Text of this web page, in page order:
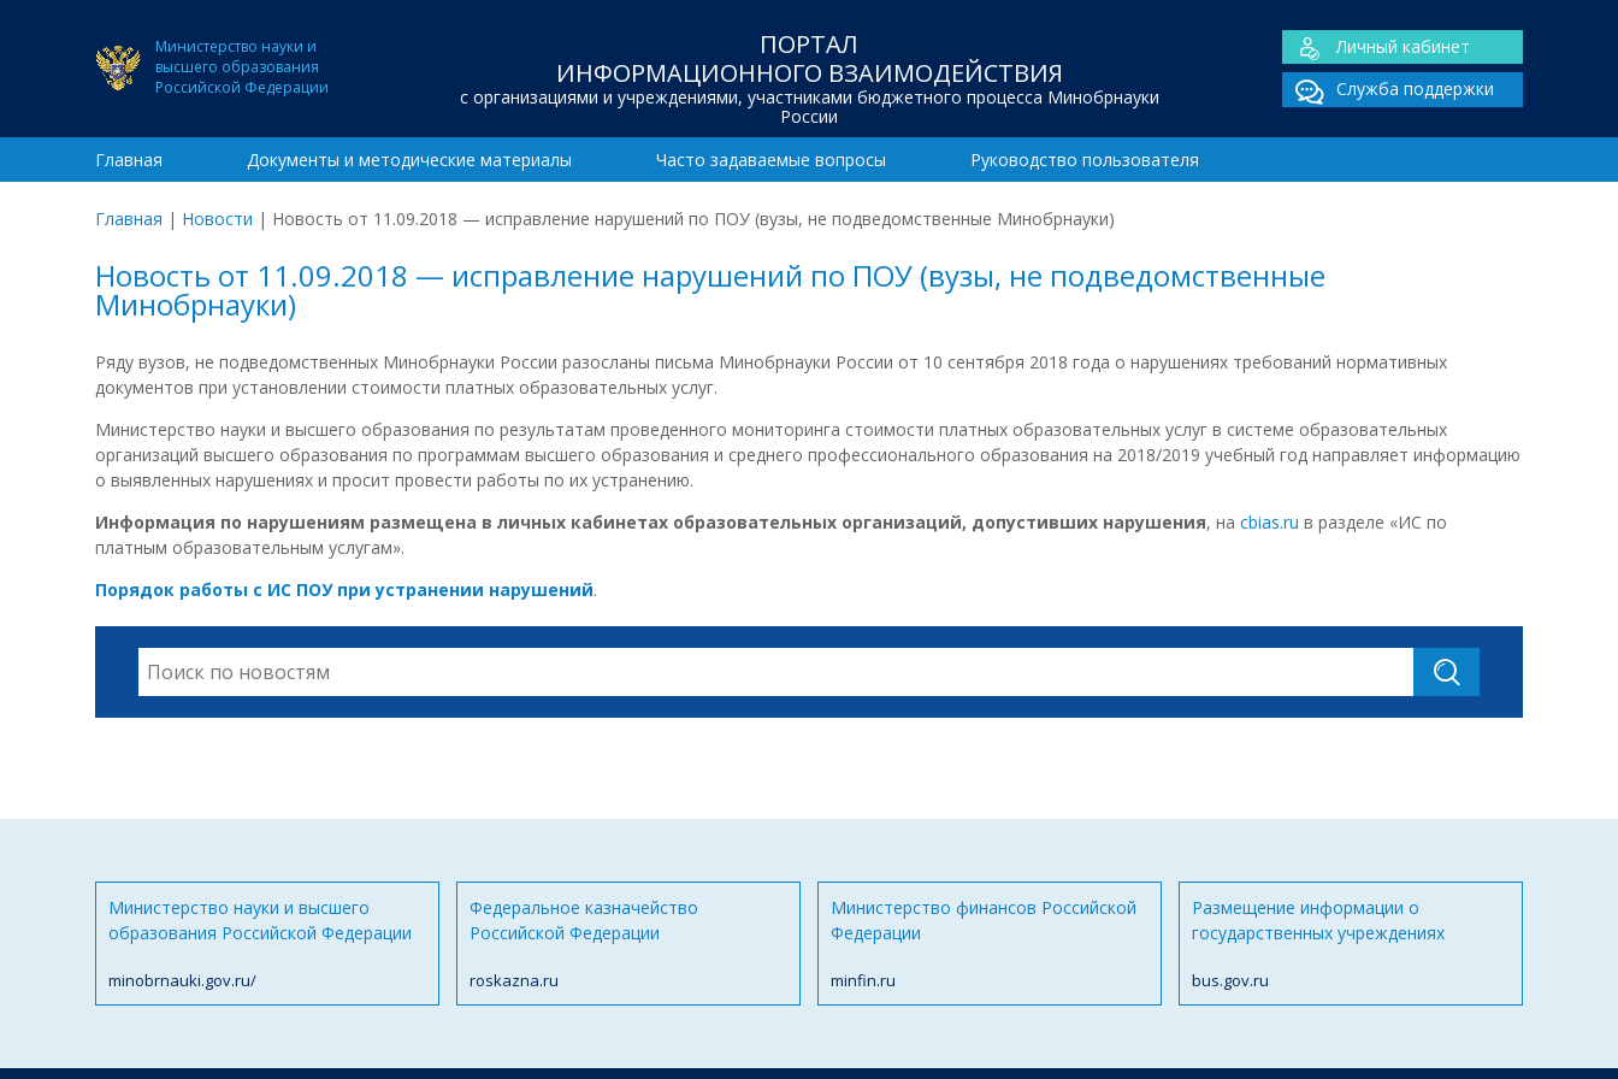
Министерство науки и
высшего образования
Российской Федерации
ПОРТАЛ
ИНФОРМАЦИОННОГО ВЗАИМОДЕЙСТВИЯ
с организациями и учреждениями, участниками бюджетного процесса Минобрнауки
России
Личный кабинет
Служба поддержки
Главная Документы и методические материалы Часто задаваемые вопросы Руководство пользователя
Главная | Новости | Новость от 11.09.2018 — исправление нарушений по ПОУ (вузы, не подведомственные Минобрнауки)
Новость от 11.09.2018 — исправление нарушений по ПОУ (вузы, не подведомственные
Минобрнауки)
Ряду вузов, не подведомственных Минобрнауки России разосланы письма Минобрнауки России от 10 сентября 2018 года о нарушениях требований нормативных
документов при установлении стоимости платных образовательных услуг.
Министерство науки и высшего образования по результатам проведенного мониторинга стоимости платных образовательных услуг в системе образовательных
организаций высшего образования по программам высшего образования и среднего профессионального образования на 2018/2019 учебный год направляет информацию
о выявленных нарушениях и просит провести работы по их устранению.
Информация по нарушениям размещена в личных кабинетах образовательных организаций, допустивших нарушения, на cbias.ru в разделе «ИС по
платным образовательным услугам».
Порядок работы с ИС ПОУ при устранении нарушений.
Министерство науки и высшего
образования Российской Федерации
minobrnauki.gov.ru/
Федеральное казначейство
Российской Федерации
roskazna.ru
Министерство финансов Российской
Федерации
minfin.ru
Размещение информации о
государственных учреждениях
bus.gov.ru